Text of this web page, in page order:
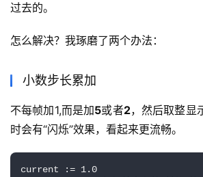
过去的。
怎么解决？我琢磨了两个办法：
小数步长累加
不每帧加1,而是加5或者2，然后取整显
时会有“闪烁”效果，看起来更流畅。
current := 1.0